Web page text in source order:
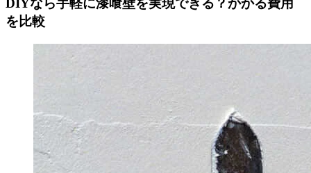
DIYなら手軽に漆喰壁を実現できる？かかる費用
を比較